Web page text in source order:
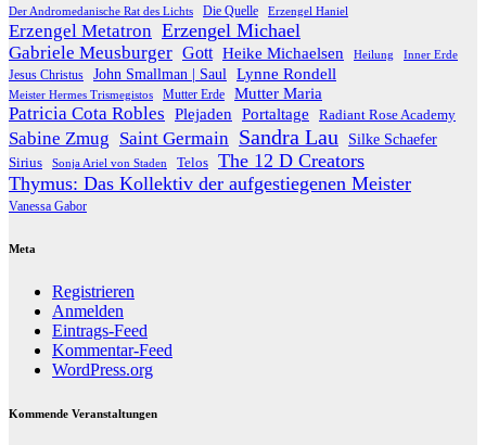
Der Andromedanische Rat des Lichts Die Quelle Erzengel Haniel
Erzengel Metatron Erzengel Michael
Gabriele Meusburger Gott Heike Michaelsen Heilung Inner Erde
Jesus Christus John Smallman | Saul Lynne Rondell
Meister Hermes Trismegistos Mutter Erde Mutter Maria
Patricia Cota Robles Plejaden Portaltage Radiant Rose Academy
Sabine Zmug Saint Germain Sandra Lau Silke Schaefer
Sirius Sonja Ariel von Staden Telos The 12 D Creators
Thymus: Das Kollektiv der aufgestiegenen Meister
Vanessa Gabor
Meta
Registrieren
Anmelden
Eintrags-Feed
Kommentar-Feed
WordPress.org
Kommende Veranstaltungen